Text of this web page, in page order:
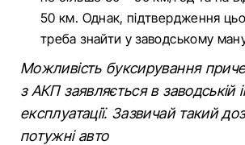
50 км. Однак, підтвердження
треба знайти у заводському
Можливість буксирування
з АКП заявляється в заводській
експлуатації. Зазвичай такий
потужні авто